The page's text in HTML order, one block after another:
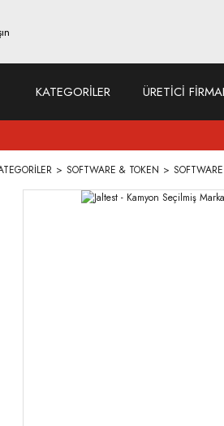
KATEGORİLER ÜRETİCİ
SOFTWARE & TOKEN SOFTWARE